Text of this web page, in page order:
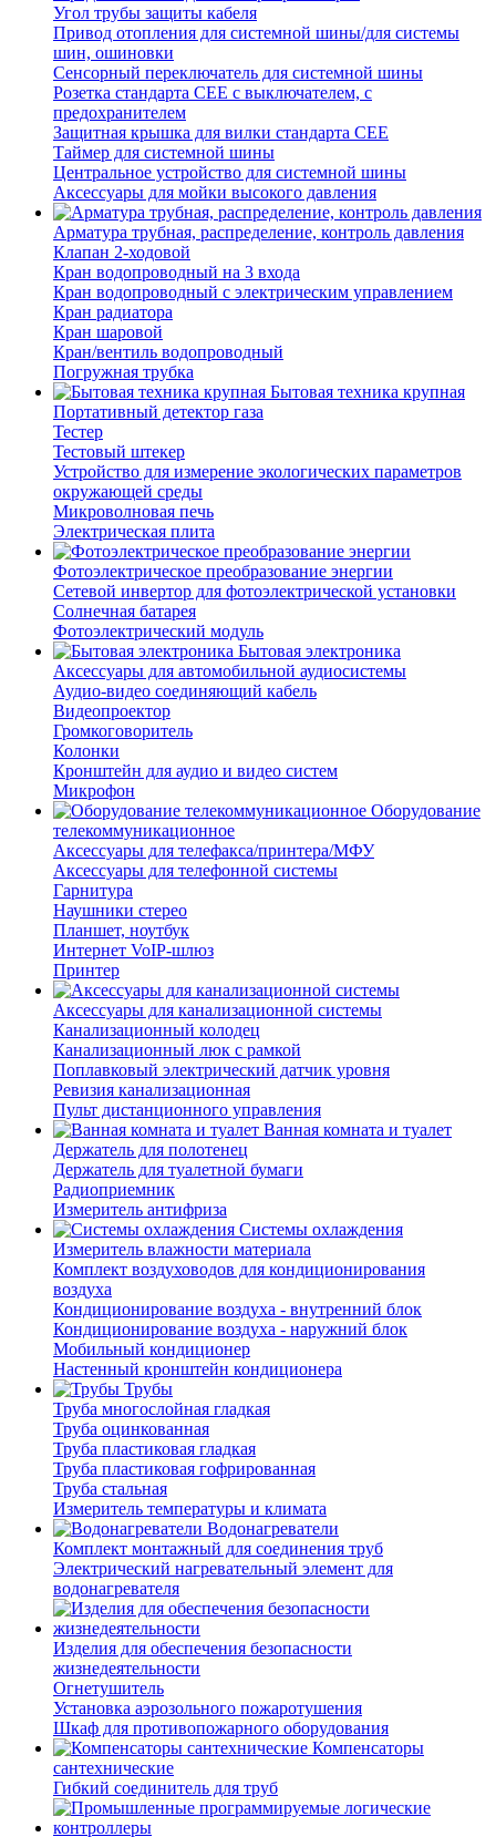
Угол трубы защиты кабеля
Привод отопления для системной шины/для системы
шин, ошиновки
Сенсорный переключатель для системной шины
Розетка стандарта СЕЕ с выключателем, с
предохранителем
Защитная крышка для вилки стандарта CEE
Таймер для системной шины
Центральное устройство для системной шины
Аксессуары для мойки высокого давления
Арматура трубная, распределение, контроль давления
Клапан 2-ходовой
Кран водопроводный на 3 входа
Кран водопроводный с электрическим управлением
Кран радиатора
Кран шаровой
Кран/вентиль водопроводный
Погружная трубка
Бытовая техника крупная
Портативный детектор газа
Тестер
Тестовый штекер
Устройство для измерение экологических параметров
окружающей среды
Микроволновая печь
Электрическая плита
Фотоэлектрическое преобразование энергии
Сетевой инвертор для фотоэлектрической установки
Солнечная батарея
Фотоэлектрический модуль
Бытовая электроника
Аксессуары для автомобильной аудиосистемы
Аудио-видео соединяющий кабель
Видеопроектор
Громкоговоритель
Колонки
Кронштейн для аудио и видео систем
Микрофон
Оборудование
телекоммуникационное
Аксессуары для телефакса/принтера/МФУ
Аксессуары для телефонной системы
Гарнитура
Наушники стерео
Планшет, ноутбук
Интернет VoIP-шлюз
Принтер
Аксессуары для канализационной системы
Канализационный колодец
Канализационный люк с рамкой
Поплавковый электрический датчик уровня
Ревизия канализационная
Пульт дистанционного управления
Ванная комната и туалет
Держатель для полотенец
Держатель для туалетной бумаги
Радиоприемник
Измеритель антифриза
Системы охлаждения
Измеритель влажности материала
Комплект воздуховодов для кондиционирования
воздуха
Кондиционирование воздуха - внутренний блок
Кондиционирование воздуха - наружний блок
Мобильный кондиционер
Настенный кронштейн кондиционера
Трубы
Труба многослойная гладкая
Труба оцинкованная
Труба пластиковая гладкая
Труба пластиковая гофрированная
Труба стальная
Измеритель температуры и климата
Водонагреватели
Комплект монтажный для соединения труб
Электрический нагревательный элемент для
водонагревателя
Изделия для обеспечения безопасности
жизнедеятельности
Огнетушитель
Установка аэрозольного пожаротушения
Шкаф для противопожарного оборудования
Компенсаторы
сантехнические
Гибкий соединитель для труб